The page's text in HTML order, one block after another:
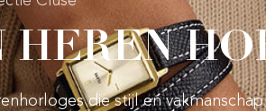
die stijl en vakmanschap